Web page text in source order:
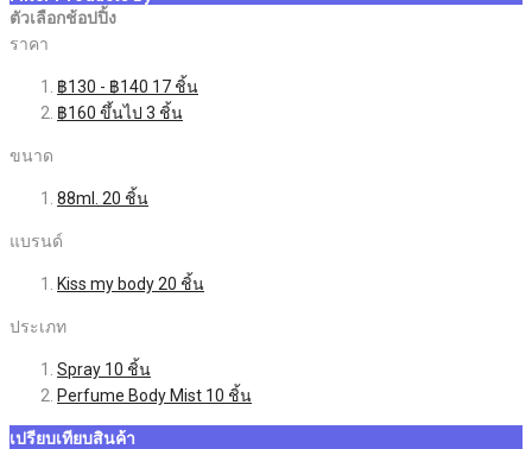
ตัวเลือกช้อปปิ้ง
ราคา
฿130 - ฿140 17 ชิ้น
฿160 ขึ้นไป 3 ชิ้น
ขนาด
88ml. 20 ชิ้น
แบรนด์
Kiss my body20 ชิ้น
ประเภท
Spray 10 ชิ้น
Perfume Body Mist 10 ชิ้น
เปรียบเทียบสินค้า